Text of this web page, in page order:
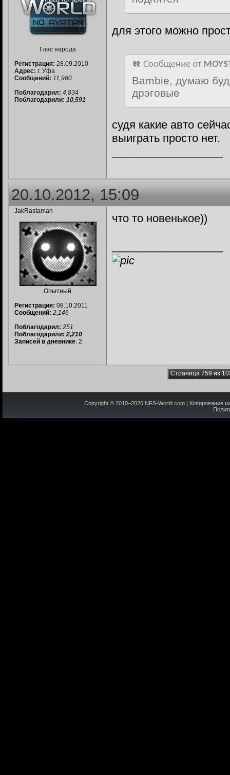
Глас народа
Регистрация: 28.09.2010
Адрес: г. Уфа
Сообщений: 11,960
Поблагодарил: 4,834
Поблагодарили: 10,591
для этого можно
Сообщение от
Bambie, думаю
дрэговые
судя какие авто
выиграть просто нет.
20.10.2012, 15:09
JakRastaman
Опытный
Регистрация: 08.10.2011
Сообщений: 2,146
Поблагодарил: 251
Поблагодарили: 2,210
Записей в дневнике: 2
что то новенькое))
Страница 759 из
Copyright © 2010–2026 NFS-World.com | Копирование